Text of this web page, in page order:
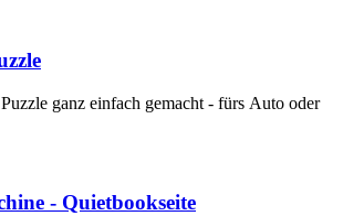
ganz einfach gemacht - fürs Auto oder
- Quietbookseite